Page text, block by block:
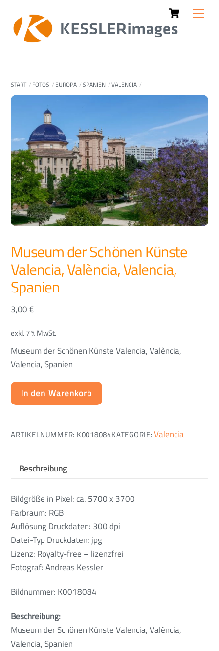
content
Cart
START FOTOS EUROPA SPANIEN VALENCIA
Museum der Schönen Künste
Valencia, València, Valencia,
Spanien
3,00€
exkl. 7 % MwSt.
Museum der Schönen Künste Valencia, València,
Valencia, Spanien
In den Warenkorb
ARTIKELNUMMER: K0018084KATEGORIE:Valencia
Beschreibung
Bildgröße in Pixel: ca. 5700 x 3700
Farbraum: RGB
Auflösung Druckdaten: 300 dpi
Datei-Typ Druckdaten: jpg
Lizenz: Royalty-free – lizenzfrei
Fotograf: Andreas Kessler
Bildnummer: K0018084
Beschreibung:
Museum der Schönen Künste Valencia, València,
Valencia, Spanien